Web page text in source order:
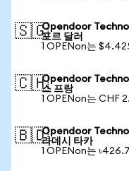
🇸🇬Opendoor
포르 달러
1 OPENon는 $4.42
🇨🇭Opendoor
스 프랑
1 OPENon는 CHF
🇧🇩Opendoor
라데시 타카
1 OPENon는